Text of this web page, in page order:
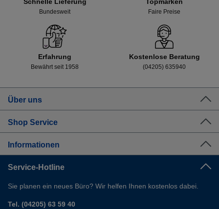
Schnelle Lieferung
Bundesweit
Topmarken
Faire Preise
Erfahrung
Bewährt seit 1958
Kostenlose Beratung
(04205) 635940
Über uns
Shop Service
Informationen
Service-Hotline
Sie planen ein neues Büro? Wir helfen Ihnen kostenlos dabei.
Tel. (04205) 63 59 40